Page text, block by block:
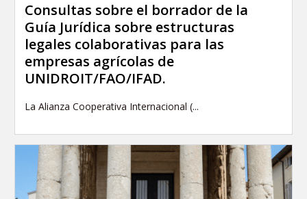
Consultas sobre el borrador de la
Guía Jurídica sobre estructuras
legales colaborativas para las
empresas agrícolas de
UNIDROIT/FAO/IFAD.
La Alianza Cooperativa Internacional (...